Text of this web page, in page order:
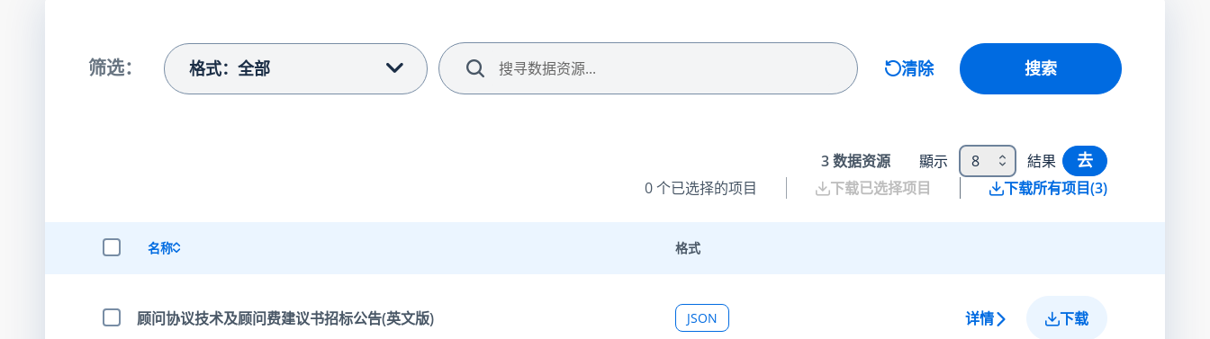
筛选： 格式：全部 搜索 清除 搜索
3数据资源 顯示 8 結果 去
0个已选择的项目 下载已选择项目 下载所有项目(3)
名称 格式
选择项目顾问协议技术及顾问费建议书招标公告(英文版) JSON 详情 下载